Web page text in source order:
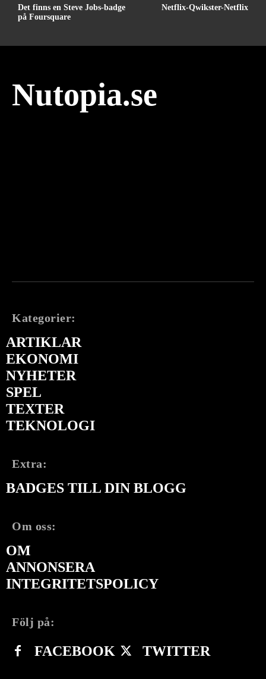
Det finns en Steve Jobs-badge
på Foursquare
Netflix-Qwikster-Netflix
Nutopia.se
Kategorier:
ARTIKLAR
EKONOMI
NYHETER
SPEL
TEXTER
TEKNOLOGI
Extra:
BADGES TILL DIN BLOGG
Om oss:
OM
ANNONSERA
INTEGRITETSPOLICY
Följ på:
FACEBOOK TWITTER